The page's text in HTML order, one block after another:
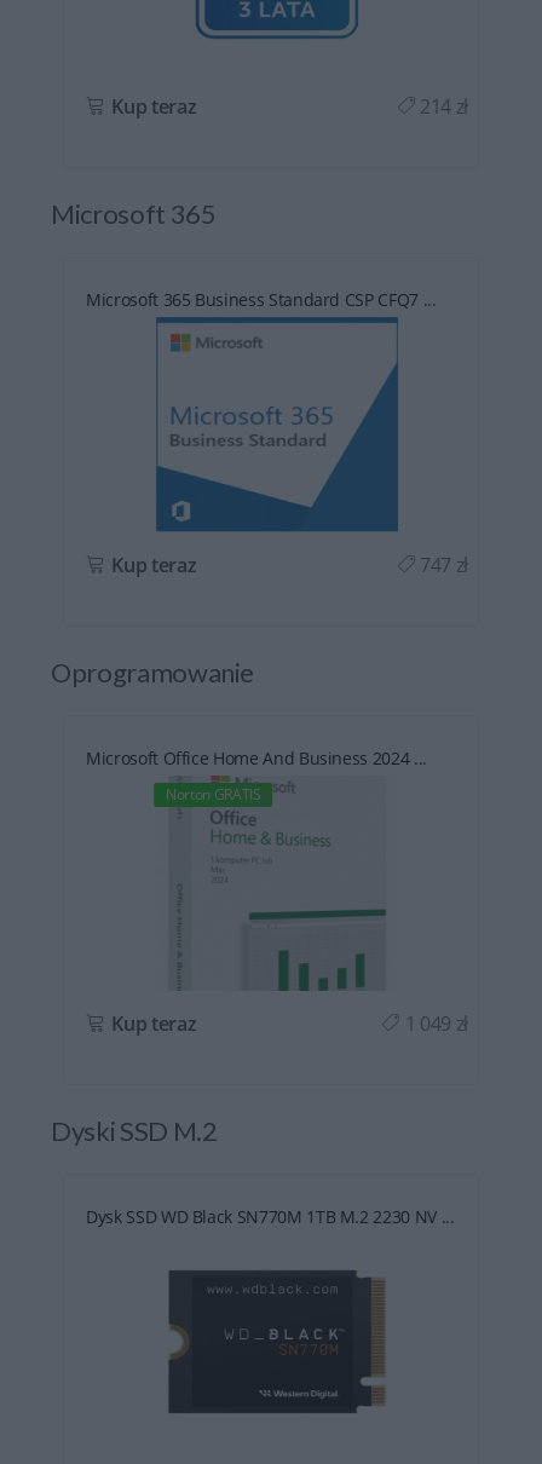
Kup teraz 214 zł
Microsoft 365
Microsoft 365 Business Standard CSP CFQ7 ...
Kup teraz 747 zł
Oprogramowanie
Microsoft Office Home And Business 2024 ...
Norton GRATIS
Kup teraz 1 049 zł
Dyski SSD M.2
Dysk SSD WD Black SN770M 1TB M.2 2230 NV ...